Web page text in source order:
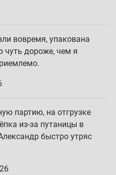
вовремя, упакована
дороже, чем я
партию, на отгрузке
из-за путаницы в
быстро утряс